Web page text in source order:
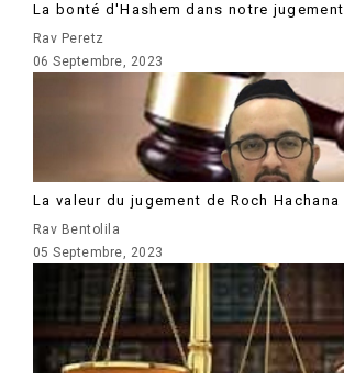
La bonté d'Hashem dans notre jugement
Rav Peretz
06 Septembre, 2023
La valeur du jugement de Roch Hachana
Rav Bentolila
05 Septembre, 2023